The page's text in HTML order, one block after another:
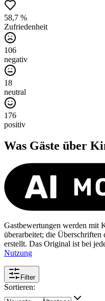
58,7 %
Zufriedenheit
106
negativ
18
neutral
176
positiv
Was Gäste über
Gastbewertungen werden mit
überarbeitet; die
erstellt. Das Original ist bei
Nutzung
Filter
Sortieren: